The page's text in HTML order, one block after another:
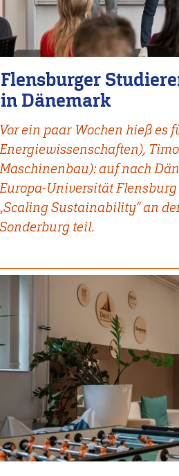
Flensburger
in Dänemark
Vor ein paar Wochen hieß es
Energiewissenschaften),
Maschinenbau): auf nach
Europa-Universität Flensburg
Sustainability“ an
Sonderburg teil.